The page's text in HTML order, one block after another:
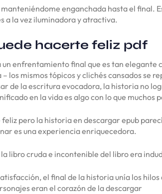
enganchada hasta el final.
a la vez iluminadora y atractiva.
hacerte feliz pdf
enfrentamiento final que es tan
mismos tópicos y clichés cansados se
de la escritura evocadora, la historia no
en la vida es algo con lo que muchos
pero la historia en descargar epub
es una experiencia enriquecedora.
libro cruda e incontenible del libro era
el final de la historia unía los
eran el corazón de la descargar